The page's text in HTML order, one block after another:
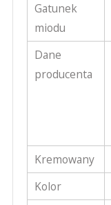
Gatunek
miodu
Dane
producenta
Kremowany
Kolor